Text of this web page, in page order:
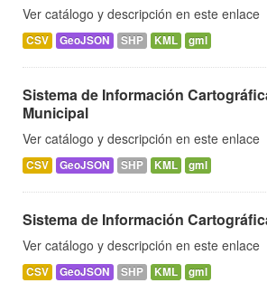
Ver catálogo y descripción en este enlace
CSV GeoJSON SHP KML gml
Sistema de Información
Municipal
Ver catálogo y descripción en este enlace
CSV GeoJSON SHP KML gml
Sistema de Información
Ver catálogo y descripción en este enlace
CSV GeoJSON SHP KML gml